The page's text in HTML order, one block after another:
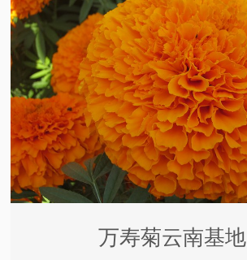
万寿菊云南基地